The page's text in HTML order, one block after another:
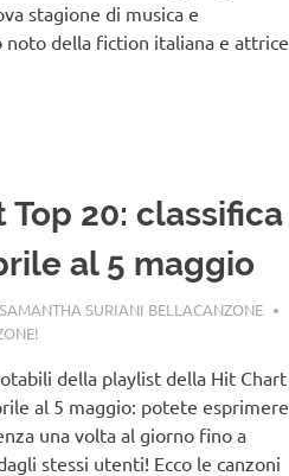
stagione di musica e
della fiction italiana e attrice
Top 20: classifica
al 5 maggio
SAMANTHA SURIANI BELLACANZONE
della playlist della Hit Chart
al 5 maggio: potete esprimere
una volta al giorno fino a
stessi utenti! Ecco le canzoni